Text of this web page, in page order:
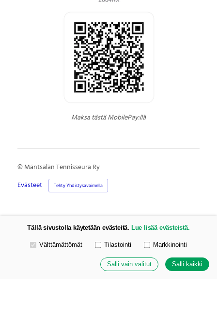
Maksa tästä MobilePay:llä
©Mäntsälän Tennisseura Ry
Evästeet
Tehty Yhdistysavaimella
Tällä sivustolla käytetään evästeitä. Lue lisää evästeistä.
Valitse käytettävät evästeet
Välttämättömät Tilastointi Markkinointi
Salli vain valitut Salli kaikki